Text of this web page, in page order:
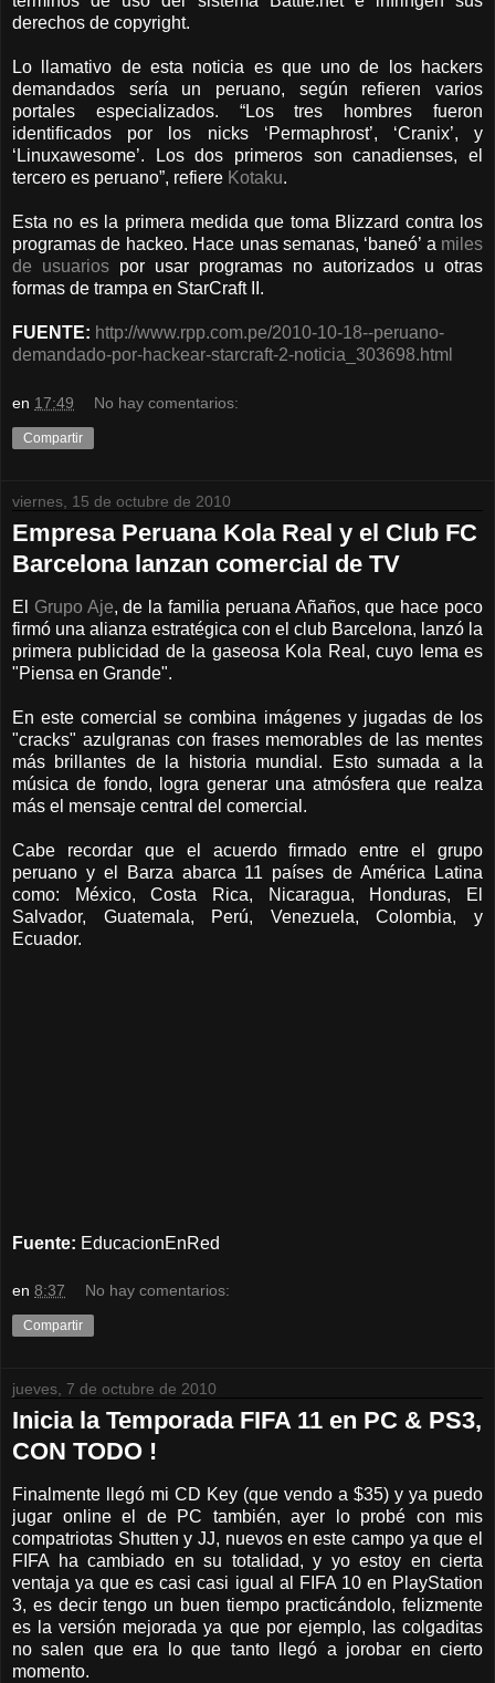
derechos de copyright.
Lo llamativo de esta noticia es que uno de los hackers
demandados sería un peruano, según refieren varios
portales especializados. “Los tres hombres fueron
identificados por los nicks ‘Permaphrost’, ‘Cranix’, y
‘Linuxawesome’. Los dos primeros son canadienses, el
tercero es peruano”, refiere Kotaku.
Esta no es la primera medida que toma Blizzard contra los
programas de hackeo. Hace unas semanas, ‘baneó’ a miles
de usuarios por usar programas no autorizados u otras
formas de trampa en StarCraft II.
FUENTE: http://www.rpp.com.pe/2010-10-18--peruano-
demandado-por-hackear-starcraft-2-noticia_303698.html
en 17:49 No hay comentarios:
Compartir
viernes, 15 de octubre de 2010
Empresa Peruana Kola Real y el Club FC
Barcelona lanzan comercial de TV
El Grupo Aje, de la familia peruana Añaños, que hace poco
firmó una alianza estratégica con el club Barcelona, lanzó la
primera publicidad de la gaseosa Kola Real, cuyo lema es
"Piensa en Grande".
En este comercial se combina imágenes y jugadas de los
"cracks" azulgranas con frases memorables de las mentes
más brillantes de la historia mundial. Esto sumada a la
música de fondo, logra generar una atmósfera que realza
más el mensaje central del comercial.
Cabe recordar que el acuerdo firmado entre el grupo
peruano y el Barza abarca 11 países de América Latina
como: México, Costa Rica, Nicaragua, Honduras, El
Salvador, Guatemala, Perú, Venezuela, Colombia, y
Ecuador.
Fuente: EducacionEnRed
en 8:37 No hay comentarios:
Compartir
jueves, 7 de octubre de 2010
Inicia la Temporada FIFA 11 en PC & PS3,
CON TODO !
Finalmente llegó mi CD Key (que vendo a $35) y ya puedo
jugar online el de PC también, ayer lo probé con mis
compatriotas Shutten y JJ, nuevos en este campo ya que el
FIFA ha cambiado en su totalidad, y yo estoy en cierta
ventaja ya que es casi casi igual al FIFA 10 en PlayStation
3, es decir tengo un buen tiempo practicándolo, felizmente
es la versión mejorada ya que por ejemplo, las colgaditas
no salen que era lo que tanto llegó a jorobar en cierto
momento.